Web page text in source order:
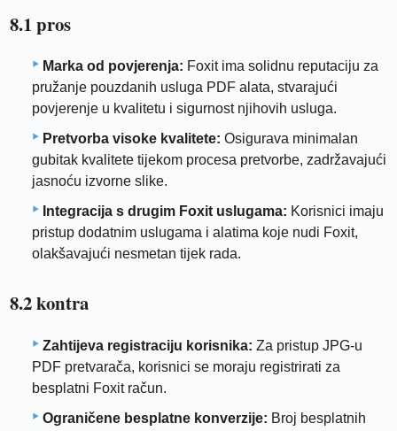
8.1 pros
Marka od povjerenja: Foxit ima solidnu reputaciju za
pružanje pouzdanih usluga PDF alata, stvarajući
povjerenje u kvalitetu i sigurnost njihovih usluga.
Pretvorba visoke kvalitete: Osigurava minimalan
gubitak kvalitete tijekom procesa pretvorbe, zadržavajući
jasnoću izvorne slike.
Integracija s drugim Foxit uslugama: Korisnici imaju
pristup dodatnim uslugama i alatima koje nudi Foxit,
olakšavajući nesmetan tijek rada.
8.2 kontra
Zahtijeva registraciju korisnika: Za pristup JPG-u
PDF pretvarača, korisnici se moraju registrirati za
besplatni Foxit račun.
Ograničene besplatne konverzije: Broj besplatnih